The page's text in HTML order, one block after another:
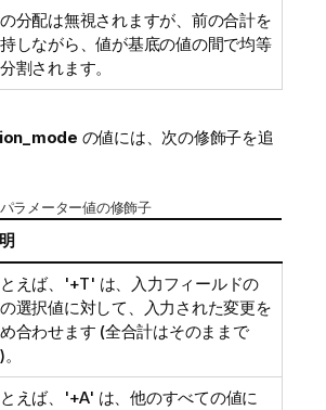
分配は無視されますが、前の合計を
しながら、値が基底の値の間で均等
割されます。
の値には、次の修飾子を追
ラメーター値の修飾子
えば、'+T' は、入力フィールドの
選択値に対して、入力された変更を
合わせます (全合計はそのままで
えば、'+A' は、他のすべての値に